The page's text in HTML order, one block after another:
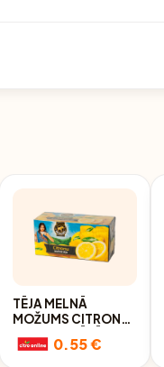
TĒJA MELNĀ
MOŽUMS CITRONU
AROMATIZĒTĀ
20X1.5G0.55 €